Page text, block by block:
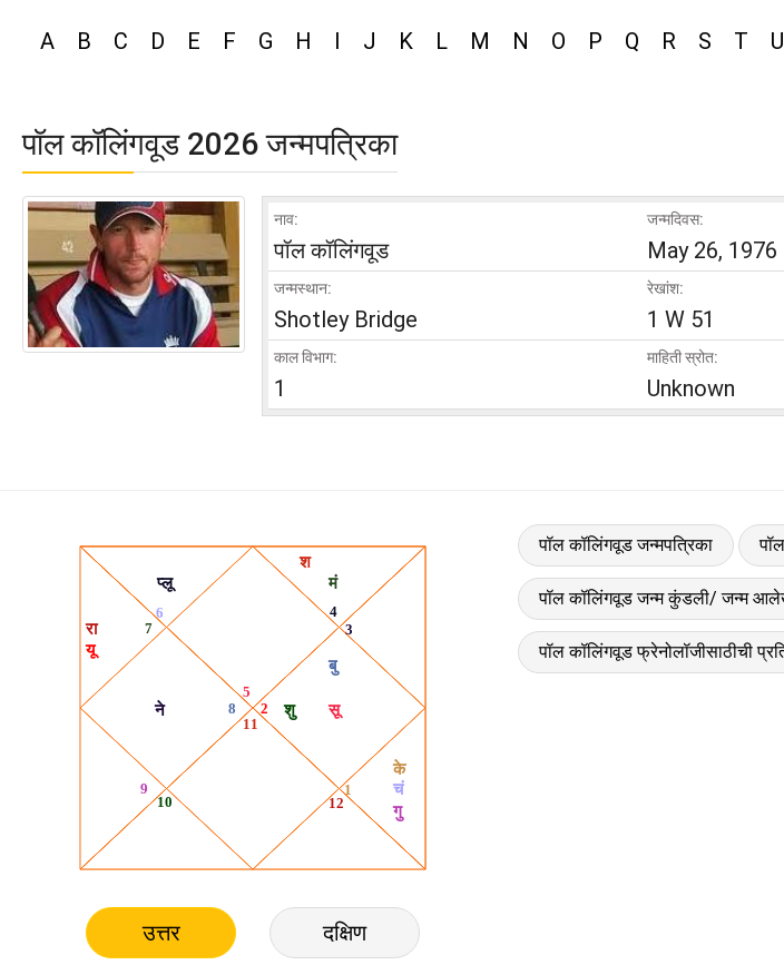
A B C D E F G H I J K L M N O P Q R S T U
पॉल कॉलिंगवूड 2026 जन्मपत्रिका
नाव:
पॉल कॉलिंगवूड
जन्मदिवस:
May 26, 1976
जन्मस्थान:
Shotley Bridge
रेखांश:
1 W 51
काल विभाग:
1
माहिती स्रोत:
Unknown
उत्तर दक्षिण
पॉल कॉलिंगवूड जन्मपत्रिका
पॉल कॉलिंगवूड जन्म कुंडली/ जन्म
पॉल कॉलिंगवूड फ्रेनोलॉजीसाठीची